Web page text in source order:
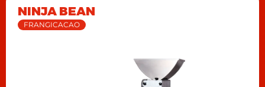
NINJA BEAN
FRANGICACAO